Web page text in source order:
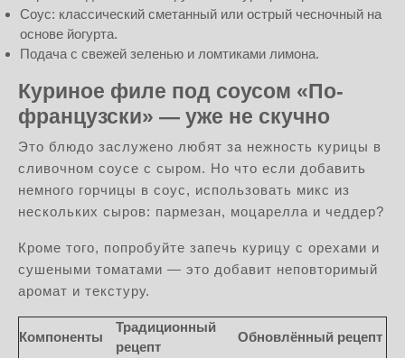
Соус: классический сметанный или острый чесночный на
основе йогурта.
Подача с свежей зеленью и ломтиками лимона.
Куриное филе под соусом «По-
французски» — уже не скучно
Это блюдо заслужено любят за нежность курицы в
сливочном соусе с сыром. Но что если добавить
немного горчицы в соус, использовать микс из
нескольких сыров: пармезан, моцарелла и чеддер?
Кроме того, попробуйте запечь курицу с орехами и
сушеными томатами — это добавит неповторимый
аромат и текстуру.
Компоненты
Традиционный
рецепт
Обновлённый рецепт